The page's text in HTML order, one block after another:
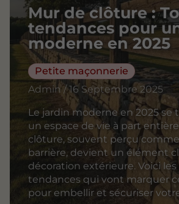
Mur de clôture :
tendances pour
moderne en 2025
Petite maçonnerie
Admin / 16 Septembre 2025
Le jardin moderne en 2025 se
un espace de vie à part
clôture, souvent perçu
barrière, devient un élément
décoration extérieure. Voici
tendances qui vont marquer
pour embellir et sécuriser